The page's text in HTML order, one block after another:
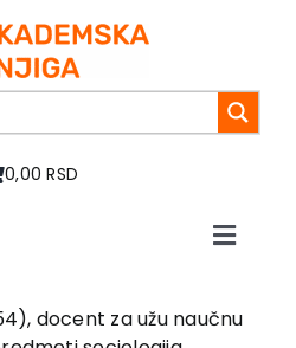
0,00 RSD
Toggle
docent za užu naučnu